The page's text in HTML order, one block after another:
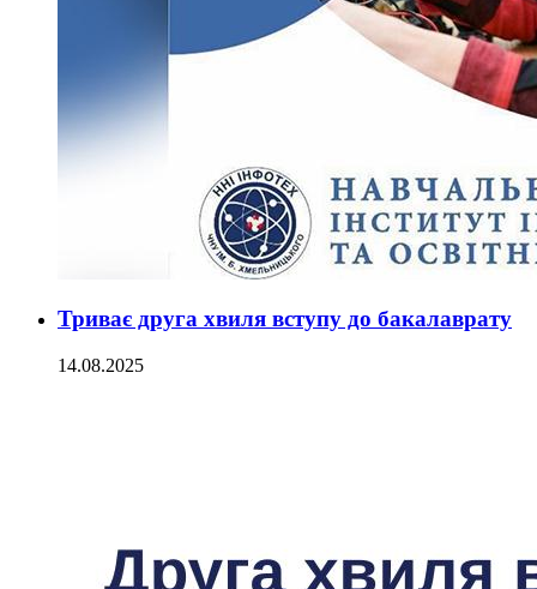
Триває друга хвиля вступу до бакалаврату
14.08.2025